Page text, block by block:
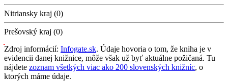
Nitriansky kraj (0)
Prešovský kraj (0)
Zdroj informácií: Infogate.sk. Údaje hovoria o tom, že kniha je v
evidencii danej knižnice, môže však už byť aktuálne požičaná. Tu
nájdete zoznam všetkých viac ako 200 slovenských knižníc, o
ktorých máme údaje.